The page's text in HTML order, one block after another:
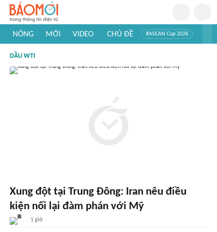
NÓNG MỚI VIDEO CHỦ ĐỀ #ASEAN Cup 2026
#Khám phá thế giới
DẦU WTI
Xung đột tại Trung Đông: Iran nêu điều
kiện nối lại đàm phán với Mỹ
1 giờ